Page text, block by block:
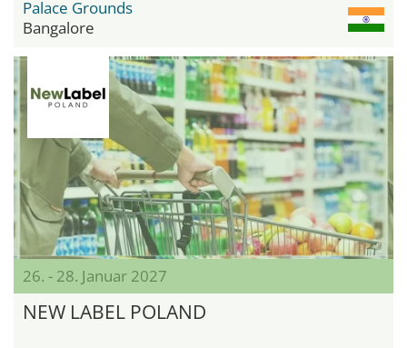
Palace Grounds
Bangalore
26. - 28. Januar 2027
NEW LABEL POLAND